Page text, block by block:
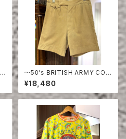
〜50's BRITISH ARMY COT
TON SHORTS
¥18,480